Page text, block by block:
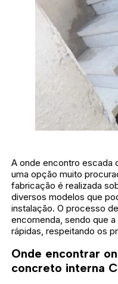
A onde encontro escada
uma opção muito
fabricação é realizada
diversos modelos que
instalação. O processo
encomenda, sendo que
rápidas, respeitando os
Onde encontrar
concreto interna